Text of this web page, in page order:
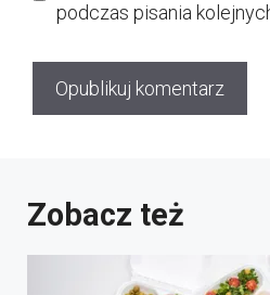
podczas pisania
Zobacz też